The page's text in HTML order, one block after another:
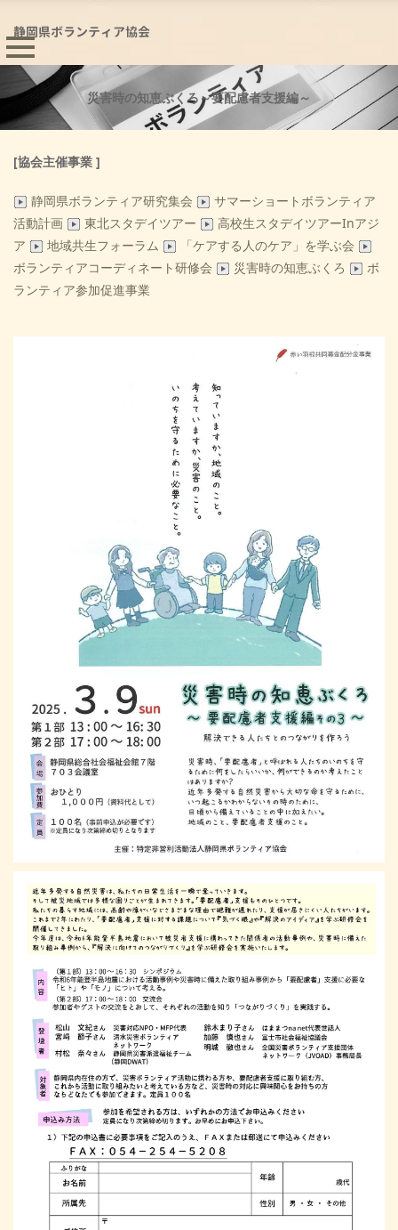
静岡県ボランティア協会
災害時の知恵ぶくろ～要配慮者支援編～
[協会主催事業 ]
静岡県ボランティア研究集会
サマーショートボランティア
活動計画
東北スタデイツアー
高校生スタデイツアーInアジ
ア
地域共生フォーラム
「ケアする人のケア」を学ぶ会
ボランティアコーディネート研修会
災害時の知恵ぶくろ
ボ
ランティア参加促進事業